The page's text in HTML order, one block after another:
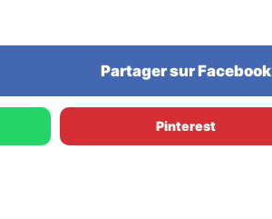
Partager sur Facebook
Pinterest